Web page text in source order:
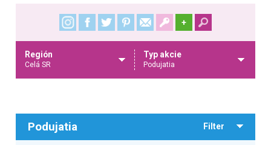
+
Región
Celá SR
Typ akcie
Podujatia
Podujatia Filter